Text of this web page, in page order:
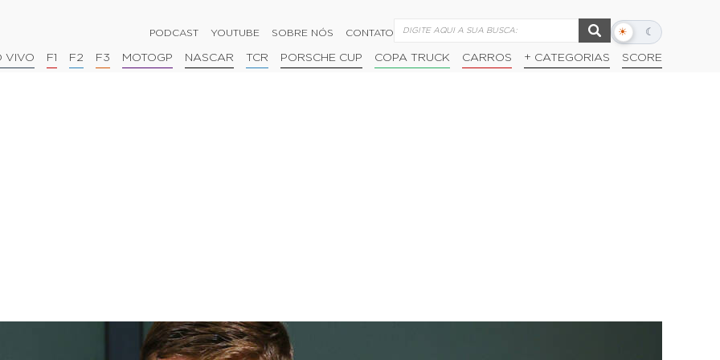
PODCAST YOUTUBE SOBRE NÓS CONTATO ☀ ☾
Alternar
escuro
VIVO F1 F2 F3 MOTOGP NASCAR TCR PORSCHE CUP COPA TRUCK CARROS + CATEGORIAS SCORE